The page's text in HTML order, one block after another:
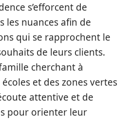
s’efforcent de
les nuances afin de
qui se rapprochent le
de leurs clients.
cherchant à
écoles et des zones vertes
attentive et de
pour orienter leur